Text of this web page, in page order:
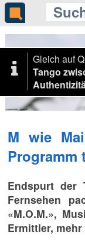
Gleich auf
Tango
M wie
Programm
Endspurt der
Fernsehen
«M.O.M.»,
Ermittler,